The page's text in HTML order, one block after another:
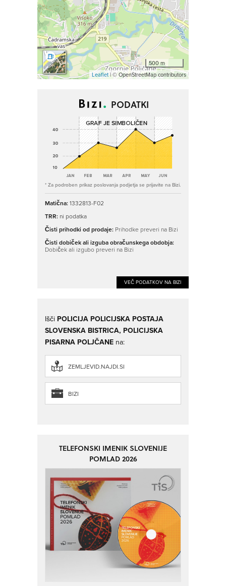
500 m
Leaflet| © OpenStreetMap contributors
PODATKI
* Za podroben prikaz poslovanja podjetja se prijavite na Bizi.
Matična:1332813-F02
TRR: ni podatka
Čisti prihodki od prodaje: Prihodke preveri na Bizi
Čisti dobiček ali izguba obračunskega obdobja:
Dobiček ali izgubo preveri na Bizi
VEČ PODATKOV NA BIZI
Išči POLICIJA POLICIJSKA POSTAJA
SLOVENSKA BISTRICA, POLICIJSKA
PISARNA POLJČANE na:
ZEMLJEVID.NAJDI.SI
BIZI
TELEFONSKI IMENIK SLOVENIJE
POMLAD 2026